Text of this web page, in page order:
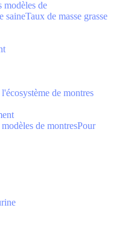
modèles de
saineTaux de masse grasse
de montres
de montresPour